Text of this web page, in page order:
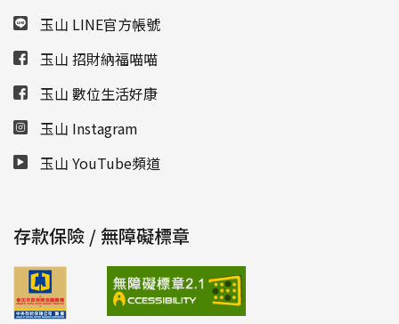
玉山 LINE官方帳號
玉山 招財納福喵喵
玉山 數位生活好康
玉山 Instagram
玉山 YouTube頻道
存款保險 / 無障礙標章